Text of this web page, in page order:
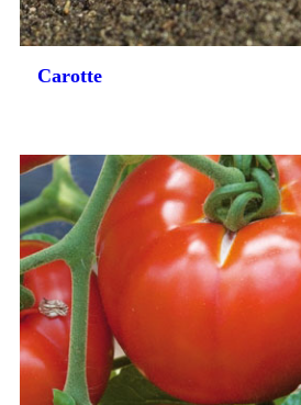
Carotte